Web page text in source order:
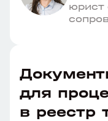
юрист
для
в реестр